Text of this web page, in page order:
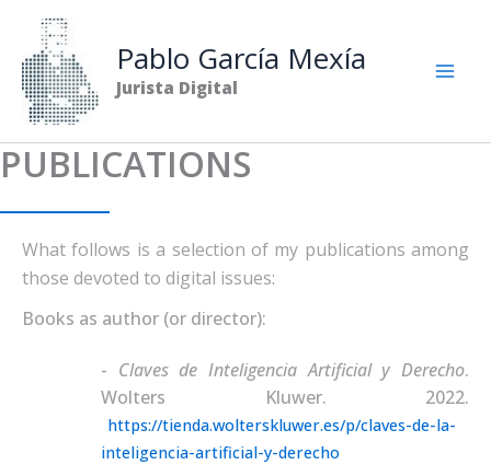
content
Pablo García Mexía
Jurista Digital
PUBLICATIONS
What follows is a selection of my publications among
those devoted to digital issues:
Books as author (or director):
Claves de Inteligencia Artificial y Derecho.
Wolters Kluwer. 2022.
https://tienda.wolterskluwer.es/p/claves-de-la-
inteligencia-artificial-y-derecho